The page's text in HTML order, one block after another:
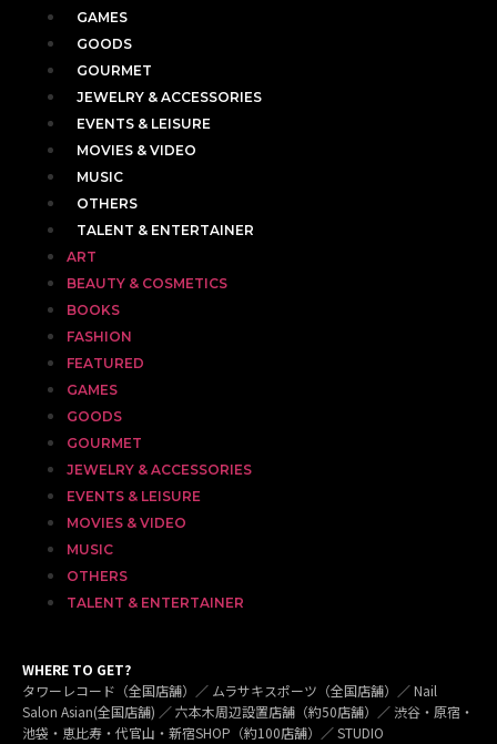
GAMES
GOODS
GOURMET
JEWELRY & ACCESSORIES
EVENTS & LEISURE
MOVIES & VIDEO
MUSIC
OTHERS
TALENT & ENTERTAINER
ART
BEAUTY & COSMETICS
BOOKS
FASHION
FEATURED
GAMES
GOODS
GOURMET
JEWELRY & ACCESSORIES
EVENTS & LEISURE
MOVIES & VIDEO
MUSIC
OTHERS
TALENT & ENTERTAINER
WHERE TO GET?
タワーレコード（全国店舗）／ ムラサキスポーツ（全国店舗）／ Nail
Salon Asian(全国店舗) ／ 六本木周辺設置店舗（約50店舗）／ 渋谷・原宿・
池袋・恵比寿・代官山・新宿SHOP（約100店舗）／ STUDIO